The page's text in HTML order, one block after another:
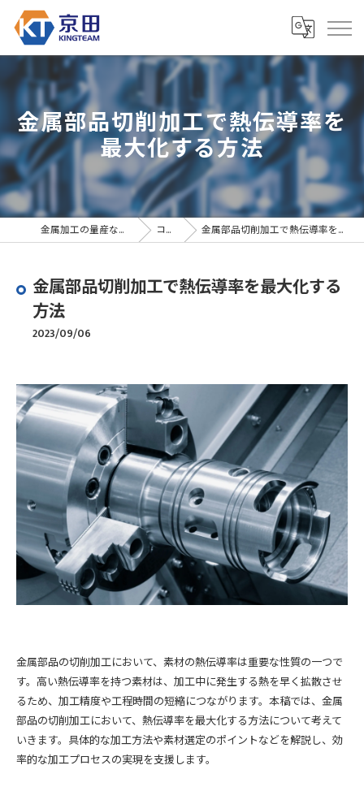
金属部品切削加工で熱伝導率を
最大化する方法
金属加工の量産なら京田精密 コラム 金属部品切削加工で熱伝導率を最大化する方法
金属部品切削加工で熱伝導率を最大化する
方法
2023/09/06
金属部品の切削加工において、素材の熱伝導率は重要な性質の一つで
す。高い熱伝導率を持つ素材は、加工中に発生する熱を早く拡散させ
るため、加工精度や工程時間の短縮につながります。本稿では、金属
部品の切削加工において、熱伝導率を最大化する方法について考えて
いきます。具体的な加工方法や素材選定のポイントなどを解説し、効
率的な加工プロセスの実現を支援します。